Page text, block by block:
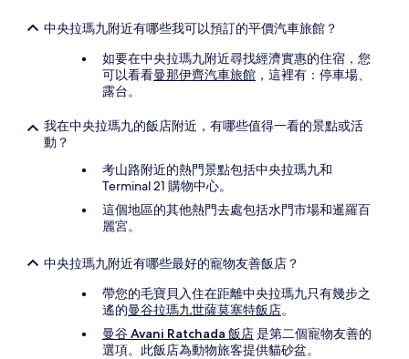
中央拉瑪九附近有哪些我可以預訂的平價汽車旅館？
如要在中央拉瑪九附近尋找經濟實惠的住宿，您
可以看看曼那伊齊汽車旅館 ，這裡有：停車場、
露台。
我在中央拉瑪九的飯店附近，有哪些值得一看的景點或活
動？
考山路附近的熱門景點包括中央拉瑪九和
Terminal 21 購物中心。
這個地區的其他熱門去處包括水門市場和暹羅百
麗宮。
中央拉瑪九附近有哪些最好的寵物友善飯店？
帶您的毛寶貝入住在距離中央拉瑪九只有幾步之
遙的曼谷拉瑪九世薩莫塞特飯店。
曼谷 Avani Ratchada 飯店是第二個寵物友善的
選項。此飯店為動物旅客提供貓砂盆。